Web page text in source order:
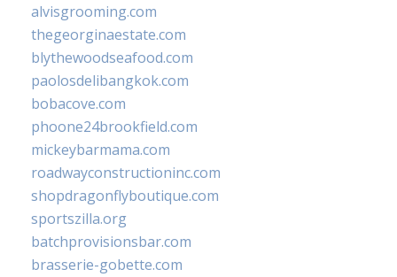
alvisgrooming.com
thegeorginaestate.com
blythewoodseafood.com
paolosdelibangkok.com
bobacove.com
phoone24brookfield.com
mickeybarmama.com
roadwayconstructioninc.com
shopdragonflyboutique.com
sportszilla.org
batchprovisionsbar.com
brasserie-gobette.com